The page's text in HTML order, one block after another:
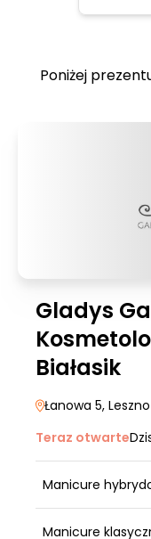
Poniżej
Gladys
Białasik
Łanowa 5, Leszno
Teraz otwarte
Manicure
Manicure